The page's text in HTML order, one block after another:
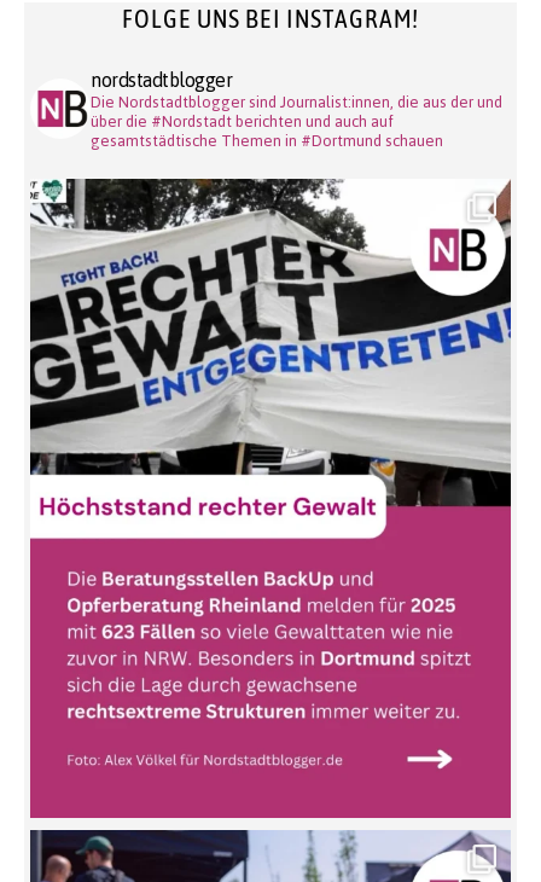
FOLGE UNS BEI INSTAGRAM!
nordstadtblogger
Die Nordstadtblogger sind Journalist:innen, die aus der und
über die #Nordstadt berichten und auch auf
gesamtstädtische Themen in #Dortmund schauen